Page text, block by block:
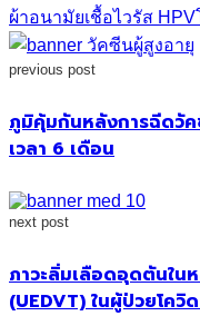
ผ้าอนามัยเชื้อไวรัส HPV
previous post
ภูมิคุ้มกันหลังการฉีดวัค
เวลา 6 เดือน
next post
ภาวะลิ่มเลือดอุดตันใ
(UEDVT) ในผู้ป่วยโควิ